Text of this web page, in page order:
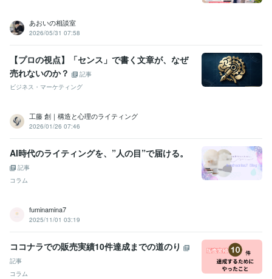
あおいの相談室
2026/05/31 07:58
【プロの視点】「センス」で書く文章が、なぜ
売れないのか？
記事
ビジネス・マーケティング
工藤 創｜構造と心理のライティング
2026/01/26 07:46
AI時代のライティングを、”人の目”で届ける。
記事
コラム
fuminamina7
2025/11/01 03:19
ココナラでの販売実績10件達成までの道のり
記事
コラム